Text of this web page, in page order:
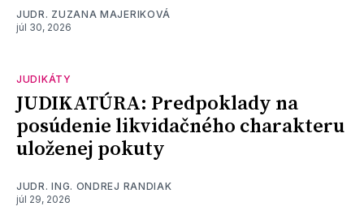
JUDR. ZUZANA MAJERIKOVÁ
júl 30, 2026
JUDIKÁTY
JUDIKATÚRA: Predpoklady na
posúdenie likvidačného charakteru
uloženej pokuty
JUDR. ING. ONDREJ RANDIAK
júl 29, 2026